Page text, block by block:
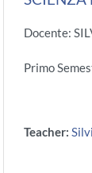
Docente:
Primo
Teacher: